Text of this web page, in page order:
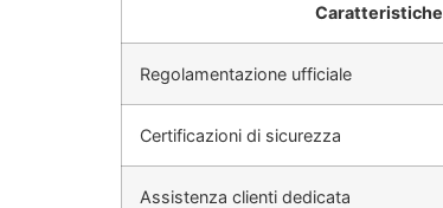
Caratteristiche
Regolamentazione ufficiale
Certificazioni di sicurezza
Assistenza clienti dedicata